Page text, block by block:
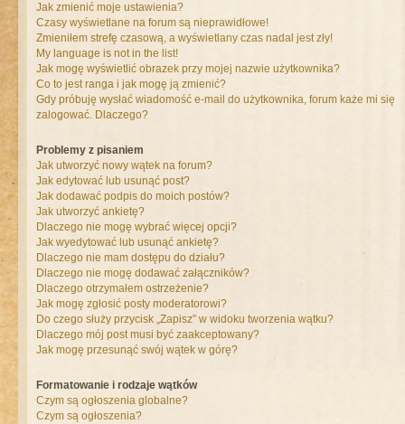
Jak zmienić moje ustawienia?
Czasy wyświetlane na forum są nieprawidłowe!
Zmieniłem strefę czasową, a wyświetlany czas nadal jest zły!
My language is not in the list!
Jak mogę wyświetlić obrazek przy mojej nazwie użytkownika?
Co to jest ranga i jak mogę ją zmienić?
Gdy próbuję wysłać wiadomość e-mail do użytkownika, forum każe mi się
zalogować. Dlaczego?
Problemy z pisaniem
Jak utworzyć nowy wątek na forum?
Jak edytować lub usunąć post?
Jak dodawać podpis do moich postów?
Jak utworzyć ankietę?
Dlaczego nie mogę wybrać więcej opcji?
Jak wyedytować lub usunąć ankietę?
Dlaczego nie mam dostępu do działu?
Dlaczego nie mogę dodawać załączników?
Dlaczego otrzymałem ostrzeżenie?
Jak mogę zgłosić posty moderatorowi?
Do czego służy przycisk „Zapisz” w widoku tworzenia wątku?
Dlaczego mój post musi być zaakceptowany?
Jak mogę przesunąć swój wątek w górę?
Formatowanie i rodzaje wątków
Czym są ogłoszenia globalne?
Czym są ogłoszenia?